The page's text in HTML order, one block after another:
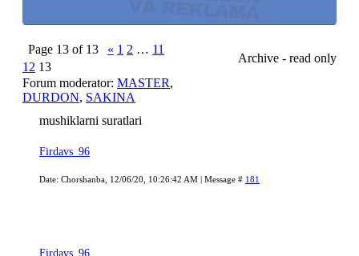
Page 13 of 13 « 1 2 … 11
12 13
Archive - read only
Forum moderator: MASTER,
DURDON, SAKINA
mushiklarni suratlari
Firdavs_96
Date: Chorshanba, 12/06/20, 10:26:42 AM | Message # 181
Firdavs_96